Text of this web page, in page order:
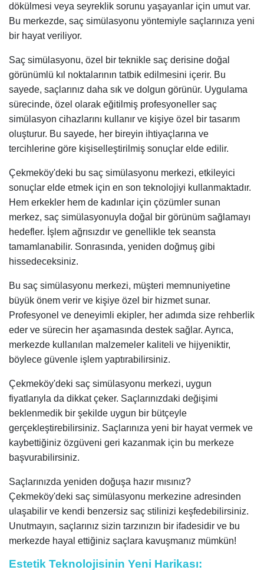
dökülmesi veya seyreklik sorunu yaşayanlar için umut var.
Bu merkezde, saç simülasyonu yöntemiyle saçlarınıza yeni
bir hayat veriliyor.
Saç simülasyonu, özel bir teknikle saç derisine doğal
görünümlü kıl noktalarının tatbik edilmesini içerir. Bu
sayede, saçlarınız daha sık ve dolgun görünür. Uygulama
sürecinde, özel olarak eğitilmiş profesyoneller saç
simülasyon cihazlarını kullanır ve kişiye özel bir tasarım
oluşturur. Bu sayede, her bireyin ihtiyaçlarına ve
tercihlerine göre kişiselleştirilmiş sonuçlar elde edilir.
Çekmeköy'deki bu saç simülasyonu merkezi, etkileyici
sonuçlar elde etmek için en son teknolojiyi kullanmaktadır.
Hem erkekler hem de kadınlar için çözümler sunan
merkez, saç simülasyonuyla doğal bir görünüm sağlamayı
hedefler. İşlem ağrısızdır ve genellikle tek seansta
tamamlanabilir. Sonrasında, yeniden doğmuş gibi
hissedeceksiniz.
Bu saç simülasyonu merkezi, müşteri memnuniyetine
büyük önem verir ve kişiye özel bir hizmet sunar.
Profesyonel ve deneyimli ekipler, her adımda size rehberlik
eder ve sürecin her aşamasında destek sağlar. Ayrıca,
merkezde kullanılan malzemeler kaliteli ve hijyeniktir,
böylece güvenle işlem yaptırabilirsiniz.
Çekmeköy'deki saç simülasyonu merkezi, uygun
fiyatlarıyla da dikkat çeker. Saçlarınızdaki değişimi
beklenmedik bir şekilde uygun bir bütçeyle
gerçekleştirebilirsiniz. Saçlarınıza yeni bir hayat vermek ve
kaybettiğiniz özgüveni geri kazanmak için bu merkeze
başvurabilirsiniz.
Saçlarınızda yeniden doğuşa hazır mısınız?
Çekmeköy'deki saç simülasyonu merkezine adresinden
ulaşabilir ve kendi benzersiz saç stilinizi keşfedebilirsiniz.
Unutmayın, saçlarınız sizin tarzınızın bir ifadesidir ve bu
merkezde hayal ettiğiniz saçlara kavuşmanız mümkün!
Estetik Teknolojisinin Yeni Harikası: